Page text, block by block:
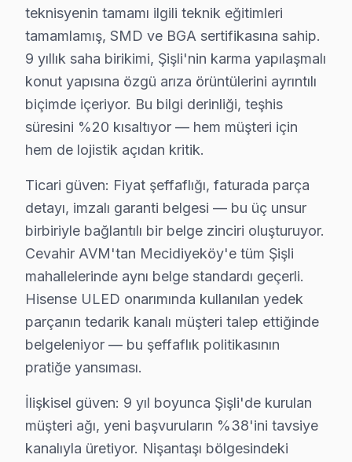
• Soğutma fanı temizliği ve termal macun yenileme —
• Şişli'de anakart kapasitör ve kondansatör kontrolü
• HDMI port ve bağlantı noktası temizliği — Şişli
• Şişli'de yazılım ve firmware güncelleme kontrolü
Şişli bölgesinde Hisense televizyonlarınız için yılda 1-
Şişli'da Hisense TV Yerinde Onarım – Evinize
Şişli'da Hisense televizyonunuz arızalandığında onu
Yerinde tamir sürecimiz — Şişli:
• Şişli'de yerinde teşhis ve anlık fiyat teklifi
• Şişli servisimizde parça onayınız olmadan işlem
• Şişli'de sertifikalı teknisyen ile güvenli servis
• Şişli servisimizde servis belgesi ve garanti fişi verilir
• Şişli'de ek arıza çıkması halinde bilgilendirme
Hisense panel ürünleriniz için Şişli'de güvenilir ve
Şişli Bölgesi ve Hisense TV Desteği
İstanbul Avrupa Yakası içinde yer alan Şişli,
teknisyenin tamamı ilgili teknik eğitimleri
tamamlamış, SMD ve BGA sertifikasına sahip.
9 yıllık saha birikimi, Şişli'nin karma yapılaşmalı
konut yapısına özgü arıza örüntülerini ayrıntılı
biçimde içeriyor. Bu bilgi derinliği, teşhis
süresini %20 kısaltıyor — hem müşteri için
hem de lojistik açıdan kritik.
Ticari güven: Fiyat şeffaflığı, faturada parça
detayı, imzalı garanti belgesi — bu üç unsur
birbiriyle bağlantılı bir belge zinciri oluşturuyor.
Cevahir AVM'tan Mecidiyeköy'e tüm Şişli
mahallelerinde aynı belge standardı geçerli.
Hisense ULED onarımında kullanılan yedek
parçanın tedarik kanalı müşteri talep ettiğinde
belgeleniyor — bu şeffaflık politikasının
pratiğe yansıması.
İlişkisel güven: 9 yıl boyunca Şişli'de kurulan
müşteri ağı, yeni başvuruların %38'ini tavsiye
kanalıyla üretiyor. Nişantaşı bölgesindeki